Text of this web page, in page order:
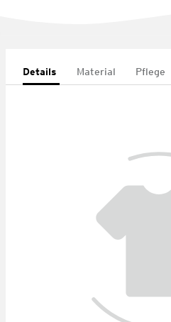
Details Material Pflege